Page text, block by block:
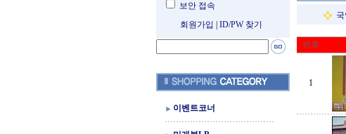
보안 접속
회원가입
ID/PW 찾기
이벤트코너
번호
1